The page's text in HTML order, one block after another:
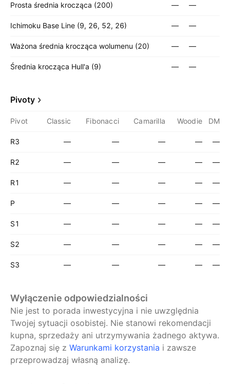
Prosta średnia krocząca (200) — —
Ichimoku Base Line (9, 26, 52, 26) — —
Ważona średnia krocząca wolumenu (20) — —
Średnia krocząca Hull'a (9) — —
Pivoty
Pivot Classic Fibonacci Camarilla Woodie DM
R3 — — — — —
R2 — — — — —
R1 — — — — —
P — — — — —
S1 — — — — —
S2 — — — — —
S3 — — — — —
Wyłączenie odpowiedzialności
Nie jest to porada inwestycyjna i nie uwzględnia
Twojej sytuacji osobistej. Nie stanowi rekomendacji
kupna, sprzedaży ani utrzymywania żadnego aktywa.
Zapoznaj się z Warunkami korzystania i zawsze
przeprowadzaj własną analizę.